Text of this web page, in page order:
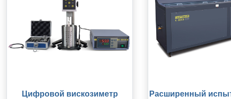
Цифровой вискозиметр
Расширенный